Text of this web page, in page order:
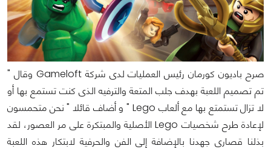
صرح باديون كورمان رئيس العمليات لدى شركة Gameloft وقال "
تم تصميم اللعبة بهدف جلب المتعة والترفيه الذى كنت تستمع بها أو
لا تزال تستمتع بها مع ألعاب Lego " و أضاف قائلا " نحن متحمسون
لإعادة طرح شخصيات Lego الأصلية والمبتكرة على مر العصور، لقد
بذلنا قصارى جهدنا بالإضافة إلى الفن والحرفية لابتكار هذه اللعبة